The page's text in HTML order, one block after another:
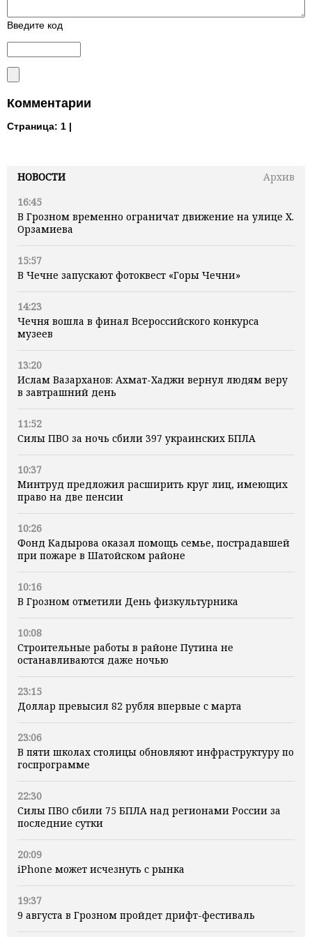
НОВОСТИ
Архив
16:45
В Грозном временно ограничат движение на улице Х.
Орзамиева
15:57
В Чечне запускают фотоквест «Горы Чечни»
14:23
Чечня вошла в финал Всероссийского конкурса
музеев
13:20
Ислам Вазарханов: Ахмат-Хаджи вернул людям веру
в завтрашний день
11:52
Силы ПВО за ночь сбили 397 украинских БПЛА
10:37
Минтруд предложил расширить круг лиц, имеющих
право на две пенсии
10:26
Фонд Кадырова оказал помощь семье, пострадавшей
при пожаре в Шатойском районе
10:16
В Грозном отметили День физкультурника
10:08
Строительные работы в районе Путина не
останавливаются даже ночью
23:15
Доллар превысил 82 рубля впервые с марта
23:06
В пяти школах столицы обновляют инфраструктуру по
госпрограмме
22:30
Силы ПВО сбили 75 БПЛА над регионами России за
последние сутки
20:09
iPhone может исчезнуть с рынка
19:37
9 августа в Грозном пройдет дрифт-фестиваль
Введите код
Комментарии
Страница: 1 |